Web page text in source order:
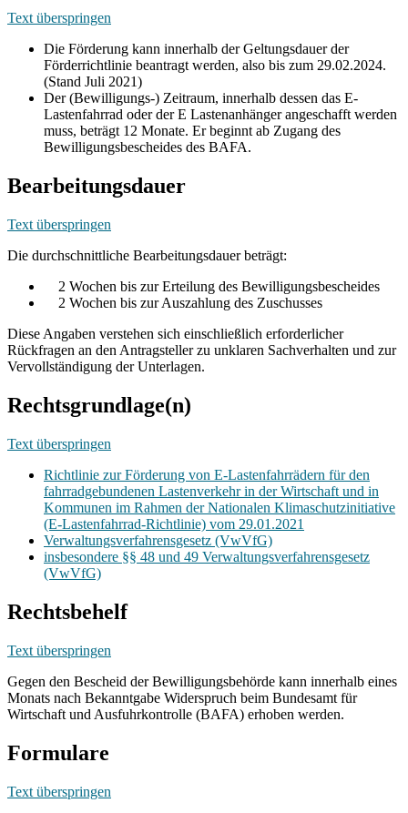
Text überspringen
Die Förderung kann innerhalb der Geltungsdauer der
Förderrichtlinie beantragt werden, also bis zum 29.02.2024.
(Stand Juli 2021)
Der (Bewilligungs-) Zeitraum, innerhalb dessen das E-
Lastenfahrrad oder der E Lastenanhänger angeschafft werden
muss, beträgt 12 Monate. Er beginnt ab Zugang des
Bewilligungsbescheides des BAFA.
Bearbeitungsdauer
Text überspringen
Die durchschnittliche Bearbeitungsdauer beträgt:
­ 2 Wochen bis zur Erteilung des Bewilligungsbescheides
­ 2 Wochen bis zur Auszahlung des Zuschusses
Diese Angaben verstehen sich einschließlich erforderlicher
Rückfragen an den Antragsteller zu unklaren Sachverhalten und zur
Vervollständigung der Unterlagen.
Rechtsgrundlage(n)
Text überspringen
Richtlinie zur Förderung von E-Lastenfahrrädern für den
fahrradgebundenen Lastenverkehr in der Wirtschaft und in
Kommunen im Rahmen der Nationalen Klimaschutzinitiative
(E-Lastenfahrrad-Richtlinie) vom 29.01.2021
Verwaltungsverfahrensgesetz (VwVfG)
insbesondere §§ 48 und 49 Verwaltungsverfahrensgesetz
(VwVfG)
Rechtsbehelf
Text überspringen
Gegen den Bescheid der Bewilligungsbehörde kann innerhalb eines
Monats nach Bekanntgabe Widerspruch beim Bundesamt für
Wirtschaft und Ausfuhrkontrolle (BAFA) erhoben werden.
Formulare
Text überspringen